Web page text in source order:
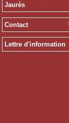
Jaurès
Contact
Lettre d'information